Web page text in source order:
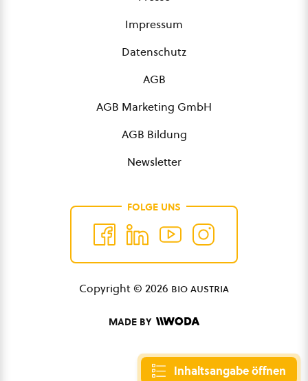
Inhaltsangabe öffnen
Impressum
Datenschutz
AGB
AGB Marketing GmbH
AGB Bildung
Newsletter
FOLGE UNS
Copyright © 2026 bio austria
MADE BY